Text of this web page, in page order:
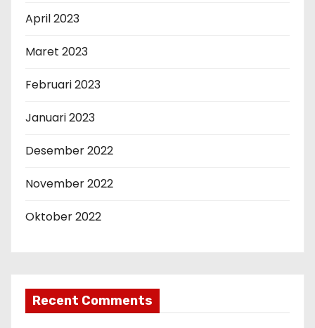
April 2023
Maret 2023
Februari 2023
Januari 2023
Desember 2022
November 2022
Oktober 2022
Recent Comments